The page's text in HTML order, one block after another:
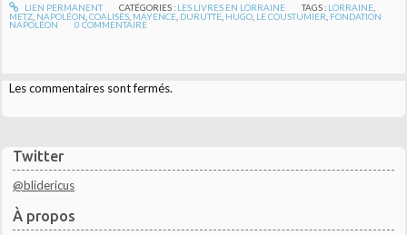
Twitter
@blidericus
À propos
LIEN PERMANENT CATÉGORIES : LES LIVRES EN LORRAINE TAGS : LORRAINE
METZ NAPOLÉON ,COALISÉS MAYENCE DURUTTE HUGO LE COUSTUMIER FONDATION
NAPOLÉON 0 COMMENTAIRE
Les commentaires sont fermés.